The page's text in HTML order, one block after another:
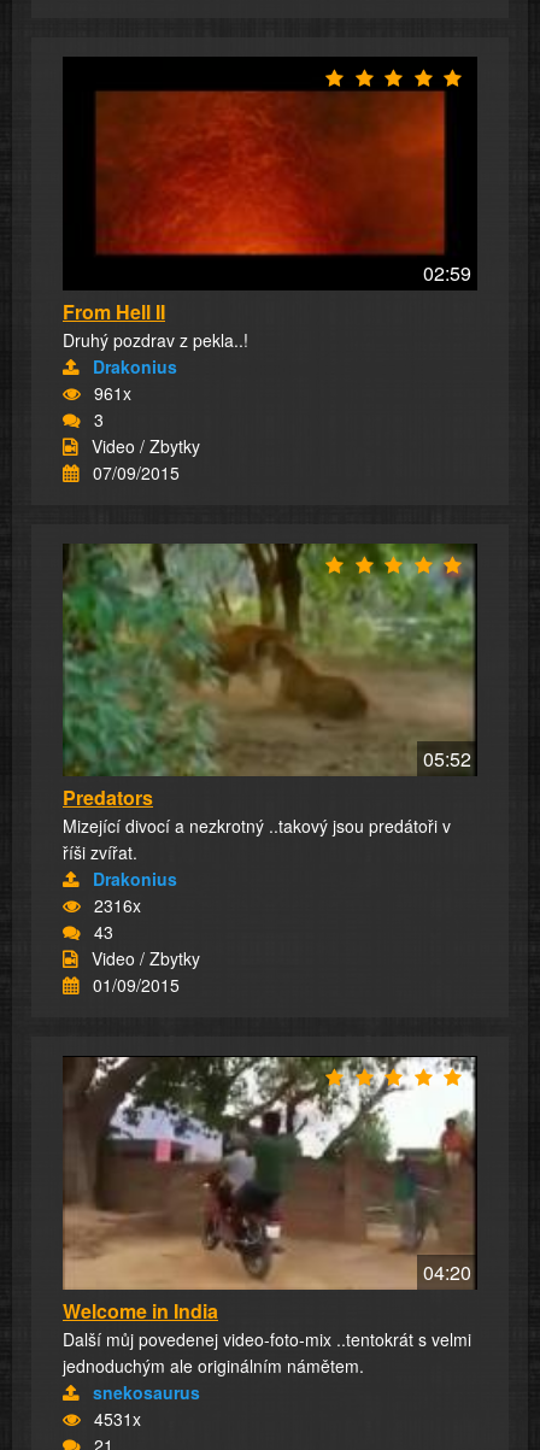
02:59
From Hell II
Druhý pozdrav z pekla..!
Drakonius
961x
3
Video / Zbytky
07/09/2015
05:52
Predators
Mizející divocí a nezkrotný ..takový jsou predátoři v
říši zvířat.
Drakonius
2316x
43
Video / Zbytky
01/09/2015
04:20
Welcome in India
Další můj povedenej video-foto-mix ..tentokrát s velmi
jednoduchým ale originálním námětem.
snekosaurus
4531x
21